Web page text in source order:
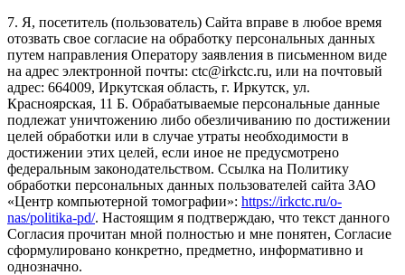
7. Я, посетитель (пользователь) Сайта вправе в любое время
отозвать свое согласие на обработку персональных данных
путем направления Оператору заявления в письменном виде
на адрес электронной почты: ctc@irkctc.ru, или на почтовый
адрес: 664009, Иркутская область, г. Иркутск, ул.
Красноярская, 11 Б. Обрабатываемые персональные данные
подлежат уничтожению либо обезличиванию по достижении
целей обработки или в случае утраты необходимости в
достижении этих целей, если иное не предусмотрено
федеральным законодательством. Ссылка на Политику
обработки персональных данных пользователей сайта ЗАО
«Центр компьютерной томографии»: https://irkctc.ru/o-
nas/politika-pd/. Настоящим я подтверждаю, что текст данного
Согласия прочитан мной полностью и мне понятен, Согласие
сформулировано конкретно, предметно, информативно и
однозначно.